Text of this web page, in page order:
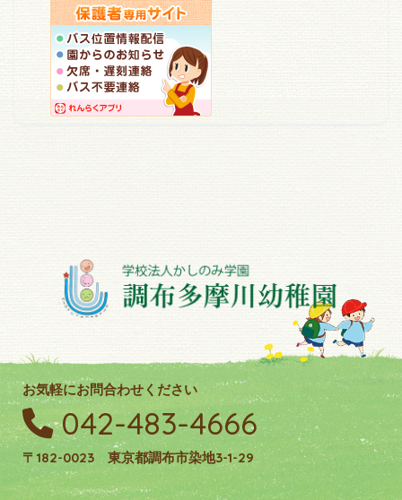
お気軽にお問合わせください
042-483-4666
〒182-0023 東京都調布市染地3-1-29